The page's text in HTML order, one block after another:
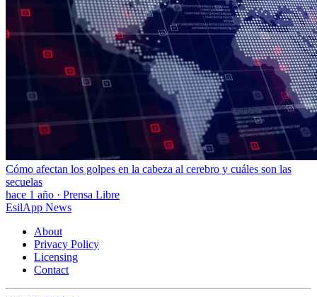
Cómo afectan los golpes en la cabeza al cerebro y cuáles son las
secuelas
hace 1 año · Prensa Libre
EsilApp News
About
Privacy Policy
Licensing
Contact